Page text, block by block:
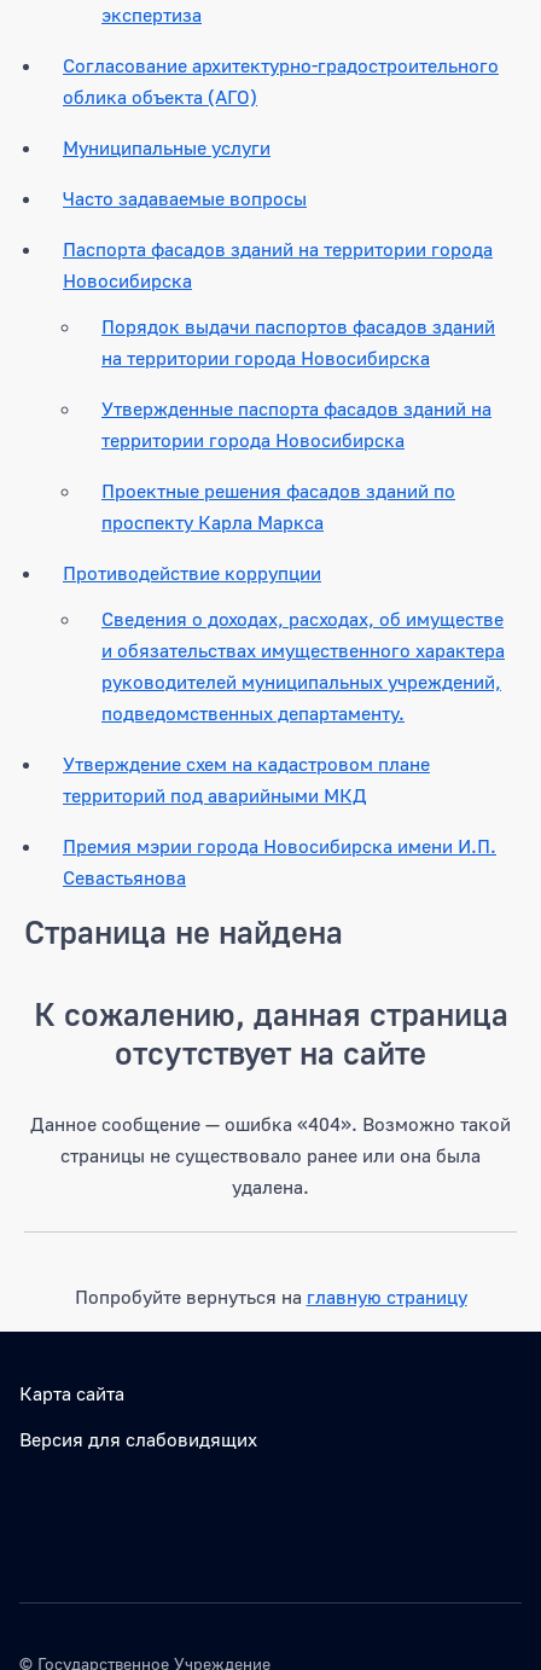
экспертиза
Согласование архитектурно-градостроительного
облика объекта (АГО)
Муниципальные услуги
Часто задаваемые вопросы
Паспорта фасадов зданий на территории города
Новосибирска
Порядок выдачи паспортов фасадов зданий
на территории города Новосибирска
Утвержденные паспорта фасадов зданий на
территории города Новосибирска
Проектные решения фасадов зданий по
проспекту Карла Маркса
Противодействие коррупции
Сведения о доходах, расходах, об имуществе
и обязательствах имущественного характера
руководителей муниципальных учреждений,
подведомственных департаменту.
Утверждение схем на кадастровом плане
территорий под аварийными МКД
Премия мэрии города Новосибирска имени И.П.
Севастьянова
Страница не найдена
К сожалению, данная страница
отсутствует на сайте
Данное сообщение — ошибка «404». Возможно такой
страницы не существовало ранее или она была
удалена.
Попробуйте вернуться на главную страницу
Карта сайта
Версия для слабовидящих
© Государственное Учреждение